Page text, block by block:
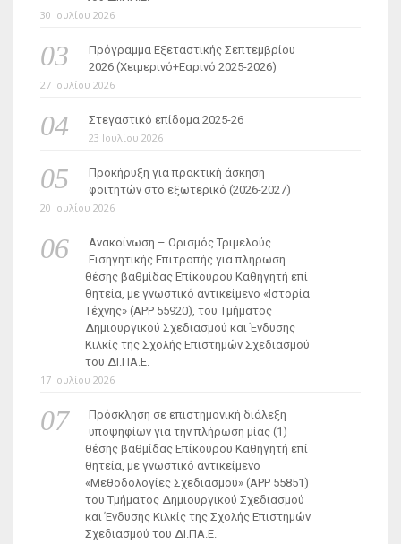
30 Ιουλίου 2026
Πρόγραμμα Εξεταστικής Σεπτεμβρίου
2026 (Χειμερινό+Εαρινό 2025-2026)
27 Ιουλίου 2026
Στεγαστικό επίδομα 2025-26
23 Ιουλίου 2026
Προκήρυξη για πρακτική άσκηση
φοιτητών στο εξωτερικό (2026-2027)
20 Ιουλίου 2026
Ανακοίνωση – Ορισμός Τριμελούς
Εισηγητικής Επιτροπής για πλήρωση
θέσης βαθμίδας Επίκουρου Καθηγητή επί
θητεία, με γνωστικό αντικείμενο «Ιστορία
Τέχνης» (ΑΡΡ 55920), του Τμήματος
Δημιουργικού Σχεδιασμού και Ένδυσης
Κιλκίς της Σχολής Επιστημών Σχεδιασμού
του ΔΙ.ΠΑ.Ε.
17 Ιουλίου 2026
Πρόσκληση σε επιστημονική διάλεξη
υποψηφίων για την πλήρωση μίας (1)
θέσης βαθμίδας Επίκουρου Καθηγητή επί
θητεία, με γνωστικό αντικείμενο
«Μεθοδολογίες Σχεδιασμού» (ΑΡΡ 55851)
του Τμήματος Δημιουργικού Σχεδιασμού
και Ένδυσης Κιλκίς της Σχολής Επιστημών
Σχεδιασμού του ΔΙ.ΠΑ.Ε.